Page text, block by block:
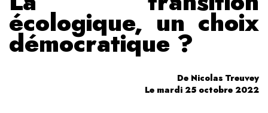
écologique, un choix
démocratique ?
De Nicolas Treuvey
Le mardi 25 octobre 2022